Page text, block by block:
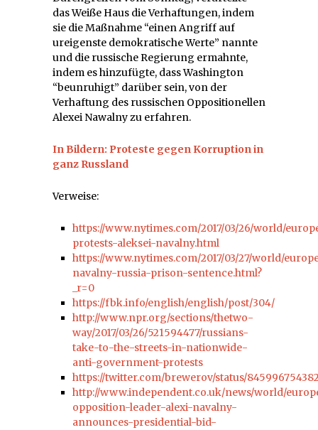
das Weiße Haus die Verhaftungen, indem
sie die Maßnahme “einen Angriff auf
ureigenste demokratische Werte” nannte
und die russische Regierung ermahnte,
indem es hinzufügte, dass Washington
“beunruhigt” darüber sein, von der
Verhaftung des russischen Oppositionellen
Alexei Nawalny zu erfahren.
In Bildern: Proteste gegen Korruption in
ganz Russland
Verweise:
https://www.nytimes.com/2017/03/26/world/
protests-aleksei-navalny.html
https://www.nytimes.com/2017/03/27/world/
navalny-russia-prison-sentence.html?
_r=0
https://fbk.info/english/english/post/304/
http://www.npr.org/sections/thetwo-
way/2017/03/26/521594477/russians-
take-to-the-streets-in-nationwide-
anti-government-protests
https://twitter.com/brewerov/status/
http://www.independent.co.uk/news/world/
opposition-leader-alexi-navalny-
announces-presidential-bid-